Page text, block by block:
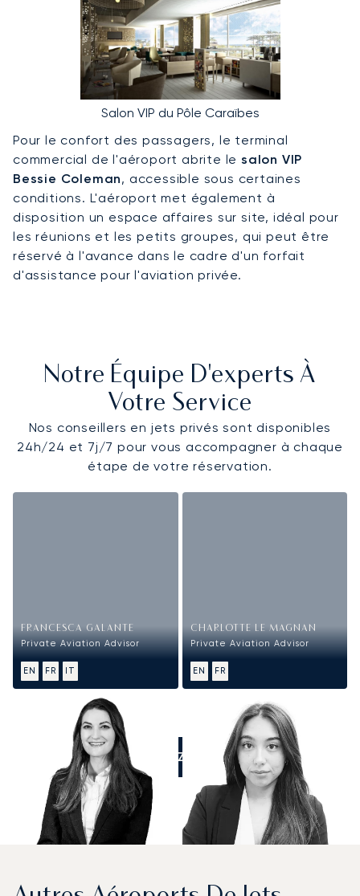
Salon VIP du Pôle Caraïbes
Pour le confort des passagers, le terminal
commercial de l'aéroport abrite lesalon VIP
Bessie Coleman, accessible sous certaines
conditions. L'aéroport met également à
disposition un espace affaires sur site, idéal pour
les réunions et les petits groupes, qui peut être
réservé à l'avance dans le cadre d'un forfait
d'assistance pour l'aviation privée.
Notre Équipe D'experts À
Votre Service
Nos conseillers en jets privés sont disponibles
24h/24 et 7j/7 pour vous accompagner à chaque
étape de votre réservation.
FRANCESCA GALANTE
Private Aviation Advisor
EN FR IT
CHARLOTTE LE MAGNAN
Private Aviation Advisor
EN FR
APPELEZ-NOUS